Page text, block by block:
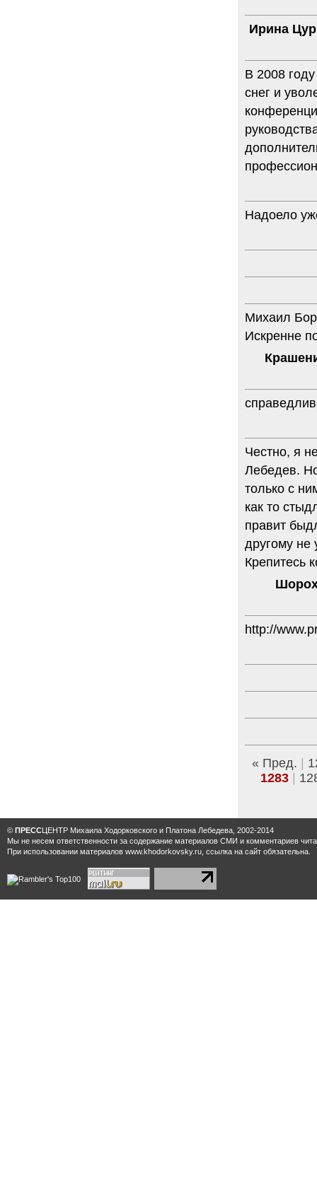
Ирина
В 2008
снег и
Надоело
Михаил
Искренне
Честно, я
Лебедев.
только с
как то
правит
другому не
Крепитесь
http://
« Пред.
1283
© ПРЕССЦЕНТР Михаила Ходорковского и Платона Лебедева, 2002-2014
Мы не несем ответственности за содержание материалов CМИ и комментариев
При использовании материалов www.khodorkovsky.ru, ссылка на сайт обязательна.